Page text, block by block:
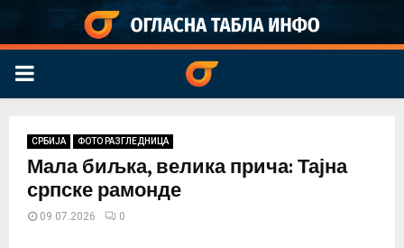
PRIMARY
СРБИЈА ФОТО РАЗГЛЕДНИЦА
Мала биљка, велика прича: Тајна
српске рамонде
09.07.2026 0